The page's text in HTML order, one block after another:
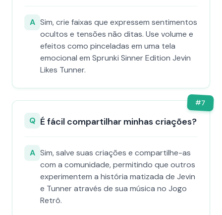
A Sim, crie faixas que expressem sentimentos
ocultos e tensões não ditas. Use volume e
efeitos como pinceladas em uma tela
emocional em Sprunki Sinner Edition Jevin
Likes Tunner.
#7
Q É fácil compartilhar minhas criações?
A Sim, salve suas criações e compartilhe-as
com a comunidade, permitindo que outros
experimentem a história matizada de Jevin
e Tunner através de sua música no Jogo
Retrô.